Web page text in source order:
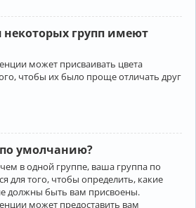
групп имеют
может присваивать цвета
чтобы их было проще отличать друг
по умолчанию?
в одной группе, ваша группа по
для того, чтобы определить, какие
должны быть вам присвоены.
может предоставить вам